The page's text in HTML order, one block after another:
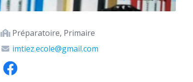
Préparatoire, Primaire
imtiez.ecole@gmail.com